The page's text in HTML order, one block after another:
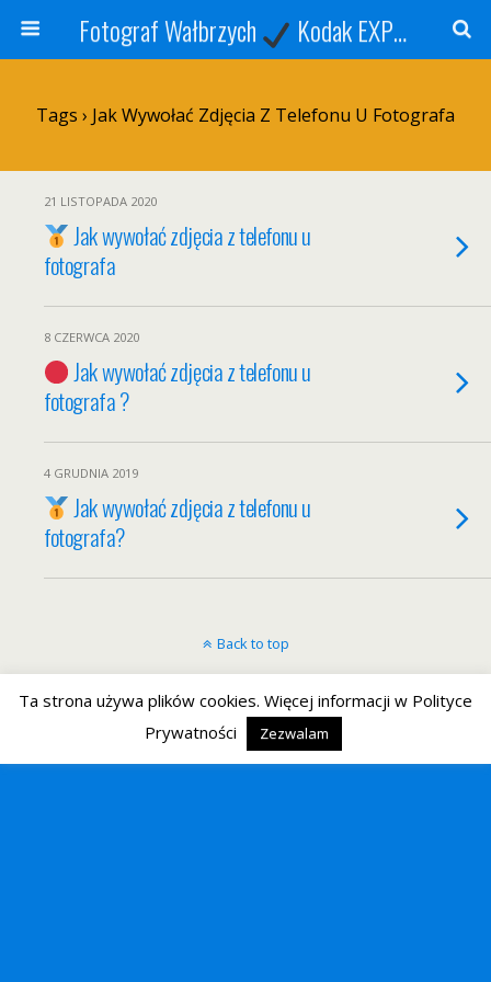
Fotograf Wałbrzych Kodak EXPRESS
Tags › Jak Wywołać Zdjęcia Z Telefonu U Fotografa
21 LISTOPADA 2020
Jak wywołać zdjęcia z telefonu u
fotografa
8 CZERWCA 2020
Jak wywołać zdjęcia z telefonu u
fotografa ?
4 GRUDNIA 2019
Jak wywołać zdjęcia z telefonu u
fotografa?
Back to top
Mobile Desktop
Ta strona używa plików cookies. Więcej informacji w Polityce
Prywatności
Zezwalam